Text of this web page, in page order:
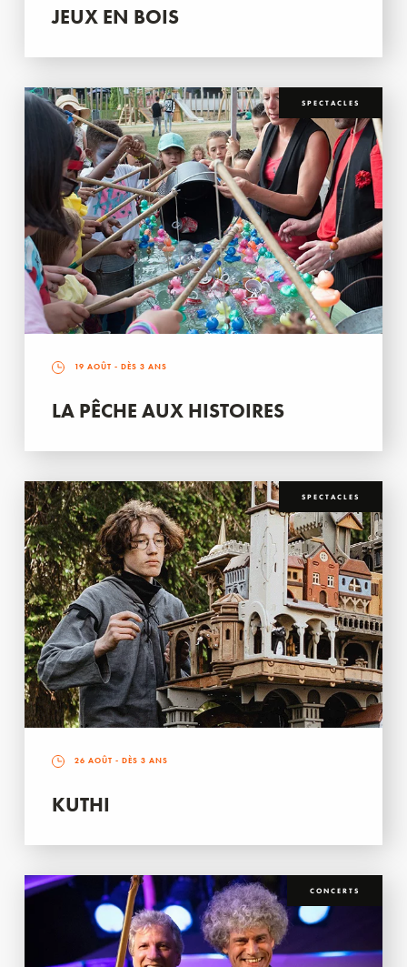
JEUX EN BOIS
SPECTACLES
19 AOÛT - DÈS 3 ANS
LA PÊCHE AUX HISTOIRES
SPECTACLES
26 AOÛT - DÈS 3 ANS
KUTHI
CONCERTS